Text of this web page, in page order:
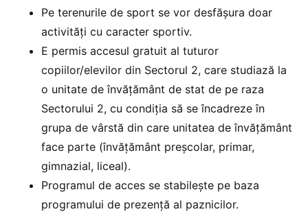
Pe terenurile de sport se vor desfășura doar
activități cu caracter sportiv.
E permis accesul gratuit al tuturor
copiilor/elevilor din Sectorul 2, care studiază la
o unitate de învățământ de stat de pe raza
Sectorului 2, cu condiția să se încadreze în
grupa de vârstă din care unitatea de învățământ
face parte (învățământ preșcolar, primar,
gimnazial, liceal).
Programul de acces se stabilește pe baza
programului de prezență al paznicilor.